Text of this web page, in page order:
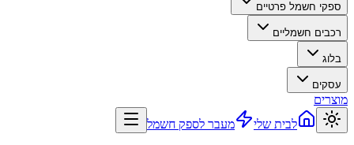
ספקי חשמל פרטיים
רכבים חשמליים
בלוג
עסקים
מוצרים
לבית שלי
מעבר לספק חשמל